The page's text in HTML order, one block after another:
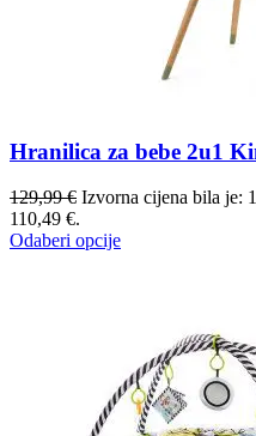
Hranilica za bebe 2u1
129,99€ Izvorna cijena bila je:
110,49 €.
Odaberi opcije